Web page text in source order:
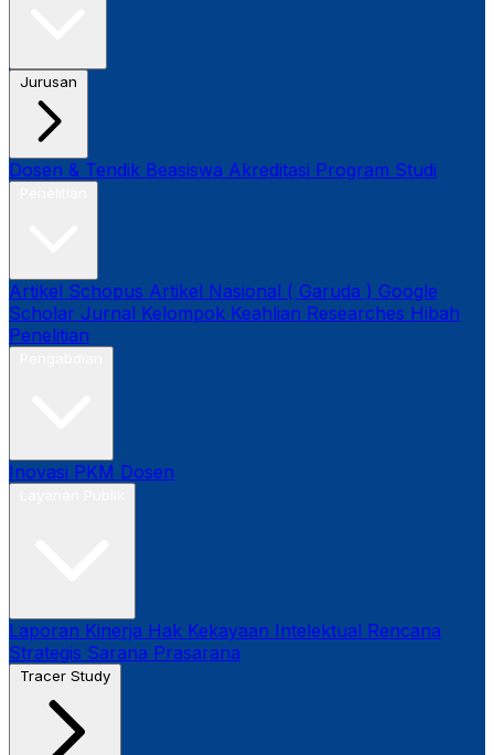
Jurusan
Dosen & Tendik Beasiswa Akreditasi Program Studi
Artikel Schopus Artikel Nasional ( Garuda ) Google
Scholar Jurnal Kelompok Keahlian Researches Hibah
Penelitian
Inovasi PKM Dosen
Laporan Kinerja Hak Kekayaan Intelektual Rencana
Strategis Sarana Prasarana
Tracer Study